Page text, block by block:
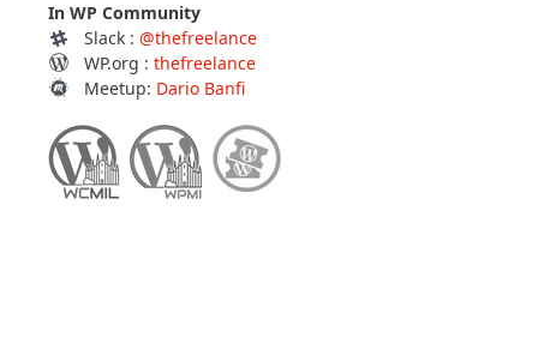
In WP Community
Slack : @thefreelance
WP.org : thefreelance
Meetup: Dario Banfi